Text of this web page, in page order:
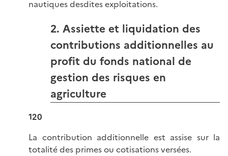
nautiques desdites exploitations.
2. Assiette et liquidation des
contributions additionnelles au
profit du fonds national de
gestion des risques en
agriculture
120
La contribution additionnelle est assise sur la
totalité des primes ou cotisations versées.